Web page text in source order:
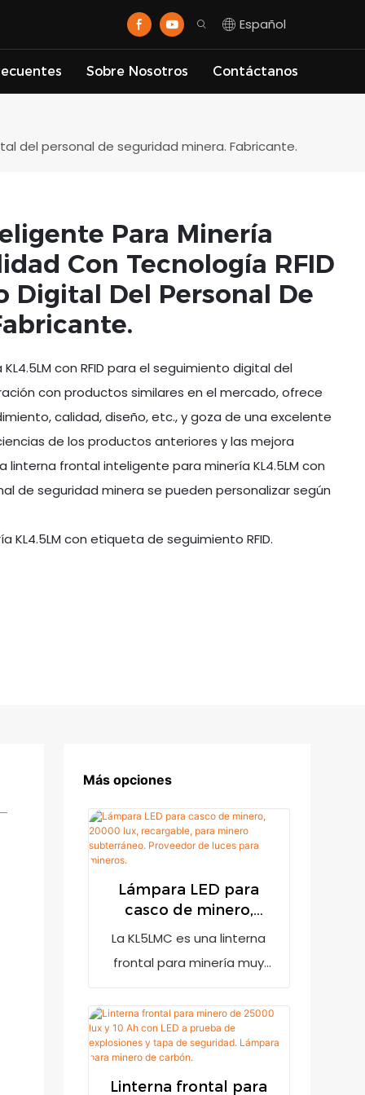
Español
Sobre Nosotros Contáctanos
del personal de seguridad minera. Fabricante.
Para Minería
Con Tecnología RFID
Digital Del Personal De
con RFID para el seguimiento digital del
con productos similares en el mercado, ofrece
calidad, diseño, etc., y goza de una excelente
de los productos anteriores y las mejora
frontal inteligente para minería KL4.5LM con
de seguridad minera se pueden personalizar según
KL4.5LM con etiqueta de seguimiento RFID.
Más opciones
Lámpara LED para
casco de minero,
20000 lux, recargable,
subterráneo.
para mineros.
La KL5LMC es una linterna
frontal para minería muy
20000 lux. Cuenta con un
indicador de batería baja
para recordar al usuario que
debe recargarla cuando la
Linterna frontal para